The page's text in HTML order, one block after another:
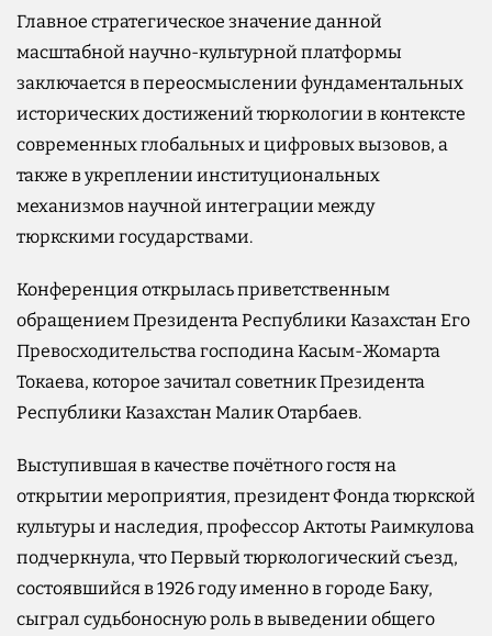
Главное стратегическое значение данной
масштабной научно-культурной платформы
заключается в переосмыслении фундаментальных
исторических достижений тюркологии в контексте
современных глобальных и цифровых вызовов, а
также в укреплении институциональных
механизмов научной интеграции между
тюркскими государствами.
Конференция открылась приветственным
обращением Президента Республики Казахстан Его
Превосходительства господина Касым-Жомарта
Токаева, которое зачитал советник Президента
Республики Казахстан Малик Отарбаев.
Выступившая в качестве почётного гостя на
открытии мероприятия, президент Фонда тюркской
культуры и наследия, профессор Актоты Раимкулова
подчеркнула, что Первый тюркологический съезд,
состоявшийся в 1926 году именно в городе Баку,
сыграл судьбоносную роль в выведении общего